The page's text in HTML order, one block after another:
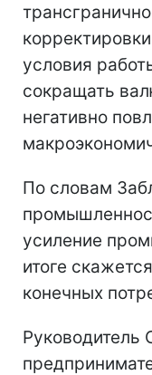
условия
сокращать
негативно
По словам
усиление
итоге
конечных
Руководитель